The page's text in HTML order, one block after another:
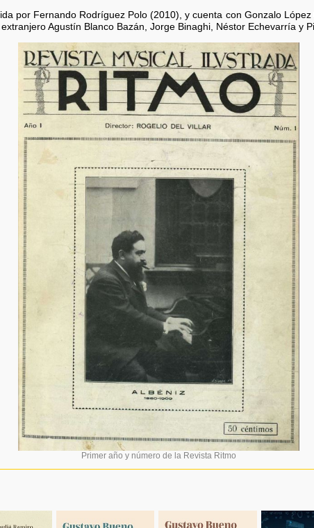
por Fernando Rodríguez Polo (2010), y cuenta con Gonzalo
Agustín Blanco Bazán, Jorge Binaghi, Néstor Echevarría y
Primer año y número de la Revista Ritmo